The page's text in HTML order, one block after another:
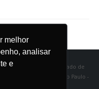
melhor
analisar
e
e Tecelagem do Estado de
- Cep 01223-000 - São Paulo -